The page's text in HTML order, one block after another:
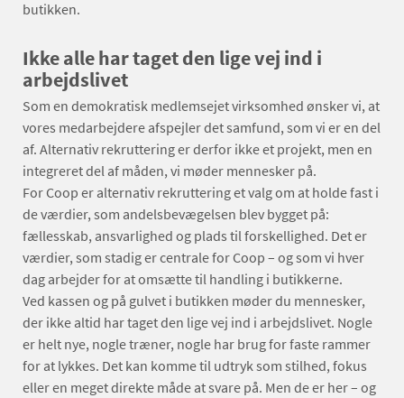
butikken.
Ikke alle har taget den lige vej ind i
arbejdslivet
Som en demokratisk medlemsejet virksomhed ønsker vi, at
vores medarbejdere afspejler det samfund, som vi er en del
af. Alternativ rekruttering er derfor ikke et projekt, men en
integreret del af måden, vi møder mennesker på.
For Coop er alternativ rekruttering et valg om at holde fast i
de værdier, som andelsbevægelsen blev bygget på:
fællesskab, ansvarlighed og plads til forskellighed. Det er
værdier, som stadig er centrale for Coop – og som vi hver
dag arbejder for at omsætte til handling i butikkerne.
Ved kassen og på gulvet i butikken møder du mennesker,
der ikke altid har taget den lige vej ind i arbejdslivet. Nogle
er helt nye, nogle træner, nogle har brug for faste rammer
for at lykkes. Det kan komme til udtryk som stilhed, fokus
eller en meget direkte måde at svare på. Men de er her – og